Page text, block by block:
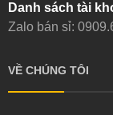
Danh sách tài
Zalo bán sỉ:
VỀ CHÚNG TÔI